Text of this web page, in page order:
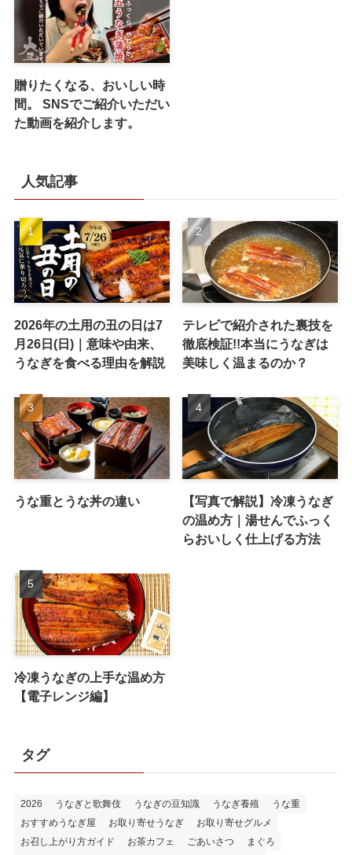
贈りたくなる、おいしい時
間。 SNSでご紹介いただい
た動画を紹介します。
人気記事
2026年の土用の丑の日は7
月26日(日)｜意味や由来、
うなぎを食べる理由を解説
テレビで紹介された裏技を
徹底検証!!本当にうなぎは
美味しく温まるのか？
うな重とうな丼の違い
【写真で解説】冷凍うなぎ
の温め方｜湯せんでふっく
らおいしく仕上げる方法
冷凍うなぎの上手な温め方
【電子レンジ編】
タグ
2026 うなぎと歌舞伎 うなぎの豆知識 うなぎ養殖
うな重
おすすめうなぎ屋
お取り寄せうなぎ
お取り寄せグルメ
お召し上がり方ガイド
お茶カフェ ごあいさつ
まぐろ